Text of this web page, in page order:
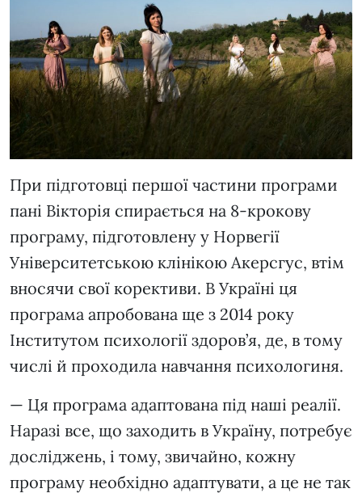
При підготовці першої частини програми
пані Вікторія спирається на 8-крокову
програму, підготовлену у Норвегії
Університетською клінікою Акерсгус, втім
вносячи свої корективи. В Україні ця
програма апробована ще з 2014 року
Інститутом психології здоров’я, де, в тому
числі й проходила навчання психологиня.
— Ця програма адаптована під наші реалії.
Наразі все, що заходить в Україну, потребує
досліджень, і тому, звичайно, кожну
програму необхідно адаптувати, а це не так